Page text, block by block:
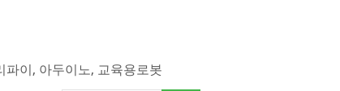
파이, 아두이노, 교육용로봇